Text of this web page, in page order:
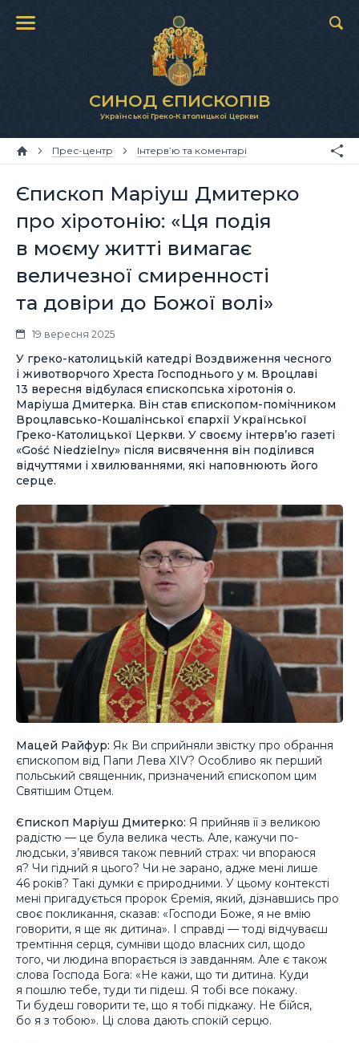
СИНОД ЄПИСКОПІВ
Української Греко-Католицької Церкви
Прес-центр Інтерв’ю та коментарі
Єпископ Маріуш Дмитерко
про хіротонію: «Ця подія
в моєму житті вимагає
величезної смиренності
та довіри до Божої волі»
19 вересня 2025
У греко-католицькій катедрі Воздвиження чесного
і животворчого Хреста Господнього у м. Вроцлаві
13 вересня відбулася єпископська хіротонія о.
Маріуша Дмитерка. Він став єпископом-помічником
Вроцлавсько-Кошалінської єпархії Української
Греко-Католицької Церкви. У своєму інтерв’ю газеті
«Gość Niedzielny» після висвячення він поділився
відчуттями і хвилюваннями, які наповнюють його
серце.
Мацей Райфур: Як Ви сприйняли звістку про обрання
єпископом від Папи Лева XIV? Особливо як перший
польський священник, призначений єпископом цим
Святішим Отцем.
Єпископ Маріуш Дмитерко: Я прийняв її з великою
радістю — це була велика честь. Але, кажучи по-
людськи, з’явився також певний страх: чи впораюся
я? Чи гідний я цього? Чи не зарано, адже мені лише
46 років? Такі думки є природними. У цьому контексті
мені пригадується пророк Єремія, який, дізнавшись про
своє покликання, сказав: «Господи Боже, я не вмію
говорити, я ще як дитина». І справді — тоді відчуваєш
тремтіння серця, сумніви щодо власних сил, щодо
того, чи людина впорається із завданням. Але є також
слова Господа Бога: «Не кажи, що ти дитина. Куди
я пошлю тебе, туди ти підеш. Я тобі все покажу.
Ти будеш говорити те, що я тобі підкажу. Не бійся,
бо я з тобою». Ці слова дають спокій серцю.